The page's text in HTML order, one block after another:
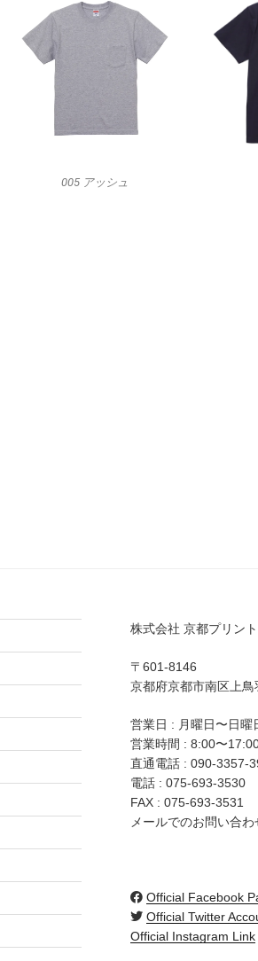
005 アッシュ
株式会社 京都プリント
〒601-8146
京都府京都市南区上
営業日 : 月曜日〜日曜
営業時間 : 8:00〜
直通電話 : 090-3357-
電話 : 075-693-3530
FAX : 075-693-3531
メールでのお問い合わ
Official Facebook
Official Twitter
Official Instagram Link